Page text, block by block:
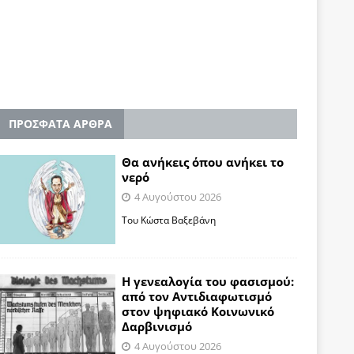
ΠΡΟΣΦΑΤΑ ΑΡΘΡΑ
Θα ανήκεις όπου ανήκει το
νερό
4 Αυγούστου 2026
Του Κώστα Βαξεβάνη
Η γενεαλογία του φασισμού:
από τον Αντιδιαφωτισμό
στον ψηφιακό Κοινωνικό
Δαρβινισμό
4 Αυγούστου 2026